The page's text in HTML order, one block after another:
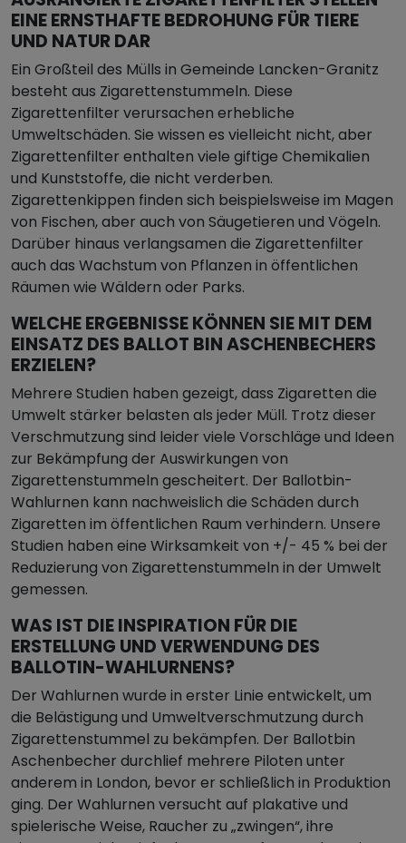
EINE ERNSTHAFTE BEDROHUNG FÜR TIERE
UND NATUR DAR
Ein Großteil des Mülls in Gemeinde Lancken-Granitz
besteht aus Zigarettenstummeln. Diese
Zigarettenfilter verursachen erhebliche
Umweltschäden. Sie wissen es vielleicht nicht, aber
Zigarettenfilter enthalten viele giftige Chemikalien
und Kunststoffe, die nicht verderben.
Zigarettenkippen finden sich beispielsweise im Magen
von Fischen, aber auch von Säugetieren und Vögeln.
Darüber hinaus verlangsamen die Zigarettenfilter
auch das Wachstum von Pflanzen in öffentlichen
Räumen wie Wäldern oder Parks.
WELCHE ERGEBNISSE KÖNNEN SIE MIT DEM
EINSATZ DES BALLOT BIN ASCHENBECHERS
ERZIELEN?
Mehrere Studien haben gezeigt, dass Zigaretten die
Umwelt stärker belasten als jeder Müll. Trotz dieser
Verschmutzung sind leider viele Vorschläge und Ideen
zur Bekämpfung der Auswirkungen von
Zigarettenstummeln gescheitert. Der Ballotbin-
Wahlurnen kann nachweislich die Schäden durch
Zigaretten im öffentlichen Raum verhindern. Unsere
Studien haben eine Wirksamkeit von +/- 45 % bei der
Reduzierung von Zigarettenstummeln in der Umwelt
gemessen.
WAS IST DIE INSPIRATION FÜR DIE
ERSTELLUNG UND VERWENDUNG DES
BALLOTIN-WAHLURNENS?
Der Wahlurnen wurde in erster Linie entwickelt, um
die Belästigung und Umweltverschmutzung durch
Zigarettenstummel zu bekämpfen. Der Ballotbin
Aschenbecher durchlief mehrere Piloten unter
anderem in London, bevor er schließlich in Produktion
ging. Der Wahlurnen versucht auf plakative und
spielerische Weise, Raucher zu „zwingen“, ihre